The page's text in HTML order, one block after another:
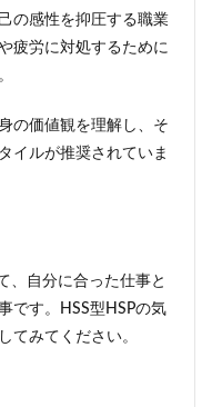
の感性を抑圧する職業
疲労に対処するために
の価値観を理解し、そ
イルが推奨されていま
、自分に合った仕事と
です。HSS型HSPの気
てみてください。